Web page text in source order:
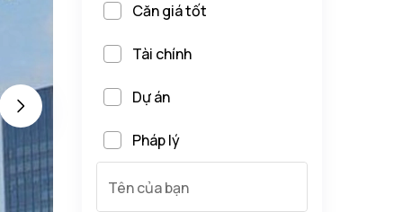
Căn giá tốt
Tài chính
Dự án
Pháp lý
Tên của bạn